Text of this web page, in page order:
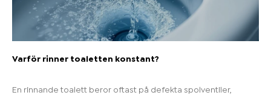
Varför rinner toaletten konstant?
En rinnande toalett beror oftast på defekta spolventiler,